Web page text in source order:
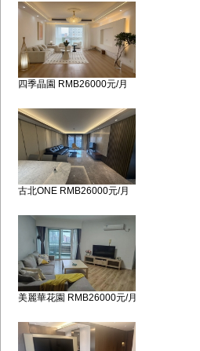
四季晶園 RMB26000元/月
古北ONE RMB26000元/月
美麗華花園 RMB26000元/月